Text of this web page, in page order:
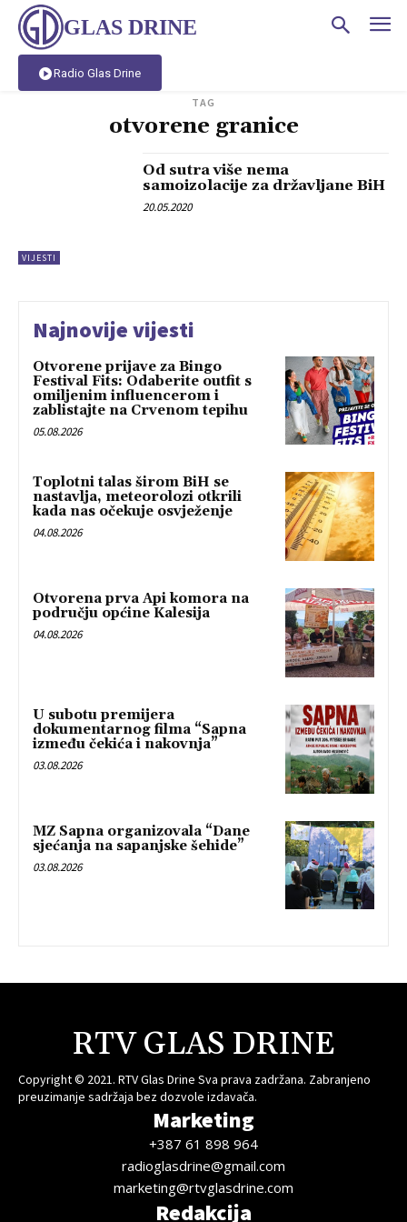
GLAS DRINE
Radio Glas Drine
TAG
otvorene granice
VIJESTI
Od sutra više nema
samoizolacije za državljane BiH
20.05.2020
Najnovije vijesti
Otvorene prijave za Bingo
Festival Fits: Odaberite outfit s
omiljenim influencerom i
zablistajte na Crvenom tepihu
05.08.2026
Toplotni talas širom BiH se
nastavlja, meteorolozi otkrili
kada nas očekuje osvježenje
04.08.2026
Otvorena prva Api komora na
području općine Kalesija
04.08.2026
U subotu premijera
dokumentarnog filma “Sapna
između čekića i nakovnja”
03.08.2026
MZ Sapna organizovala “Dane
sjećanja na sapanjske šehide”
03.08.2026
RTV GLAS DRINE
Copyright © 2021. RTV Glas Drine Sva prava zadržana. Zabranjeno
preuzimanje sadržaja bez dozvole izdavača.
Marketing
+387 61 898 964
radioglasdrine@gmail.com
marketing@rtvglasdrine.com
Redakcija